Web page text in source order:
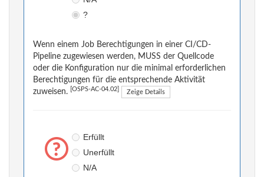
?
Wenn einem Job Berechtigungen in einer CI/CD-
Pipeline zugewiesen werden, MUSS der Quellcode
oder die Konfiguration nur die minimal erforderlichen
Berechtigungen für die entsprechende Aktivität
zuweisen.
[OSPS-AC-04.02] Zeige Details
Erfüllt
Unerfüllt
N/A